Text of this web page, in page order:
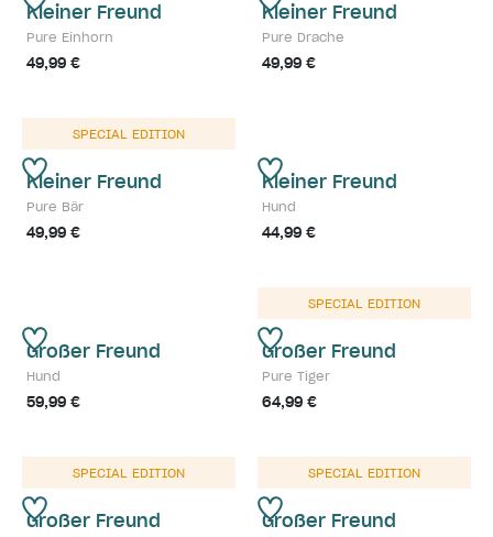
Kleiner Freund
Pure Einhorn
49,99 €
Kleiner Freund
Pure Drache
49,99 €
SPECIAL EDITION
Kleiner Freund
Pure Bär
49,99 €
Kleiner Freund
Hund
44,99 €
Großer Freund
Hund
59,99 €
SPECIAL EDITION
Großer Freund
Pure Tiger
64,99 €
SPECIAL EDITION
Großer Freund
SPECIAL EDITION
Großer Freund